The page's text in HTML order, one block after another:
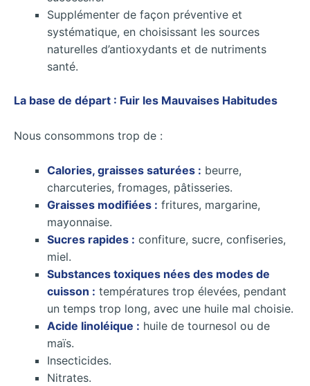
Supplémenter de façon préventive et
systématique, en choisissant les sources
naturelles d’antioxydants et de nutriments
santé.
La base de départ : Fuir les Mauvaises Habitudes
Nous consommons trop de :
Calories, graisses saturées : beurre,
charcuteries, fromages, pâtisseries.
Graisses modifiées : fritures, margarine,
mayonnaise.
Sucres rapides : confiture, sucre, confiseries,
miel.
Substances toxiques nées des modes de
cuisson : températures trop élevées, pendant
un temps trop long, avec une huile mal choisie.
Acide linoléique : huile de tournesol ou de
maïs.
Insecticides.
Nitrates.